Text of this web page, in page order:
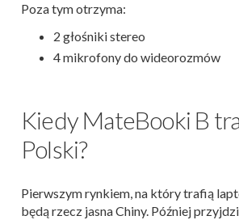
Poza tym otrzyma:
2 głośniki stereo
4 mikrofony do wideorozmów
Kiedy MateBooki B
Polski?
Pierwszym rynkiem, na który trafią
będą rzecz jasna Chiny. Później